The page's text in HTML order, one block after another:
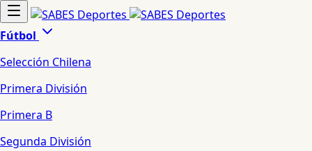
Fútbol
Selección Chilena
Primera División
Primera B
Segunda División